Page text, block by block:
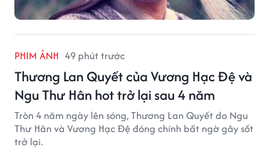
PHIM ẢNH 49 phút trước
Thương Lan Quyết của Vương Hạc Đệ và
Ngu Thư Hân hot trở lại sau 4 năm
Tròn 4 năm ngày lên sóng, Thương Lan Quyết do Ngu
Thư Hân và Vương Hạc Đệ đóng chính bất ngờ gây sốt
trở lại.